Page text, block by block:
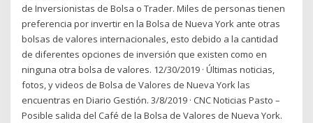
de Inversionistas de Bolsa o Trader. Miles de personas tienen
preferencia por invertir en la Bolsa de Nueva York ante otras
bolsas de valores internacionales, esto debido a la cantidad
de diferentes opciones de inversión que existen como en
ninguna otra bolsa de valores. 12/30/2019 · Últimas noticias,
fotos, y videos de Bolsa de Valores de Nueva York las
encuentras en Diario Gestión. 3/8/2019 · CNC Noticias Pasto –
Posible salida del Café de la Bolsa de Valores de Nueva York.